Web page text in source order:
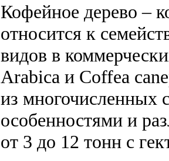
Кофейное дерево –
относится к
видов в
Arabica и Coffea
из многочисленных
особенностями и
от 3 до 12 тонн с